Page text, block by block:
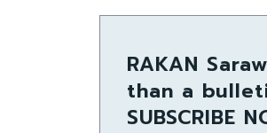
RAKAN
than a
SUBSCRIBE